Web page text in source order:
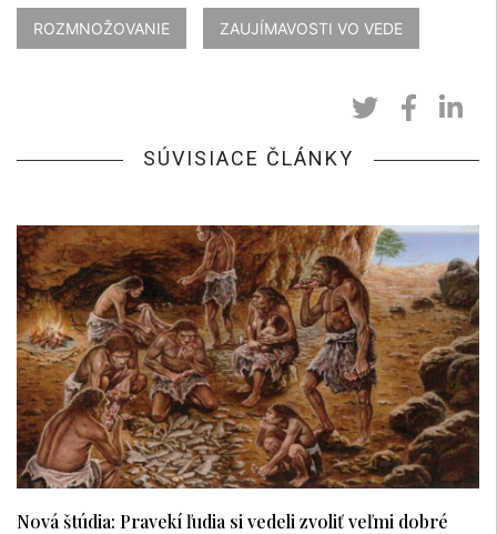
ROZMNOŽOVANIE ZAUJÍMAVOSTI VO VEDE
SÚVISIACE ČLÁNKY
Nová štúdia: Pravekí ľudia si vedeli zvoliť veľmi dobré